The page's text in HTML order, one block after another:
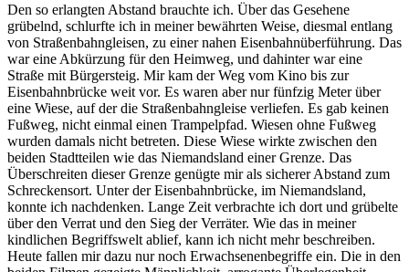
Den so erlangten Abstand brauchte ich. Über das Gesehene
grübelnd, schlurfte ich in meiner bewährten Weise, diesmal entlang
von Straßenbahngleisen, zu einer nahen Eisenbahnüberführung. Das
war eine Abkürzung für den Heimweg, und dahinter war eine
Straße mit Bürgersteig. Mir kam der Weg vom Kino bis zur
Eisenbahnbrücke weit vor. Es waren aber nur fünfzig Meter über
eine Wiese, auf der die Straßenbahngleise verliefen. Es gab keinen
Fußweg, nicht einmal einen Trampelpfad. Wiesen ohne Fußweg
wurden damals nicht betreten. Diese Wiese wirkte zwischen den
beiden Stadtteilen wie das Niemandsland einer Grenze. Das
Überschreiten dieser Grenze genügte mir als sicherer Abstand zum
Schreckensort. Unter der Eisenbahnbrücke, im Niemandsland,
konnte ich nachdenken. Lange Zeit verbrachte ich dort und grübelte
über den Verrat und den Sieg der Verräter. Wie das in meiner
kindlichen Begriffswelt ablief, kann ich nicht mehr beschreiben.
Heute fallen mir dazu nur noch Erwachsenenbegriffe ein. Die in den